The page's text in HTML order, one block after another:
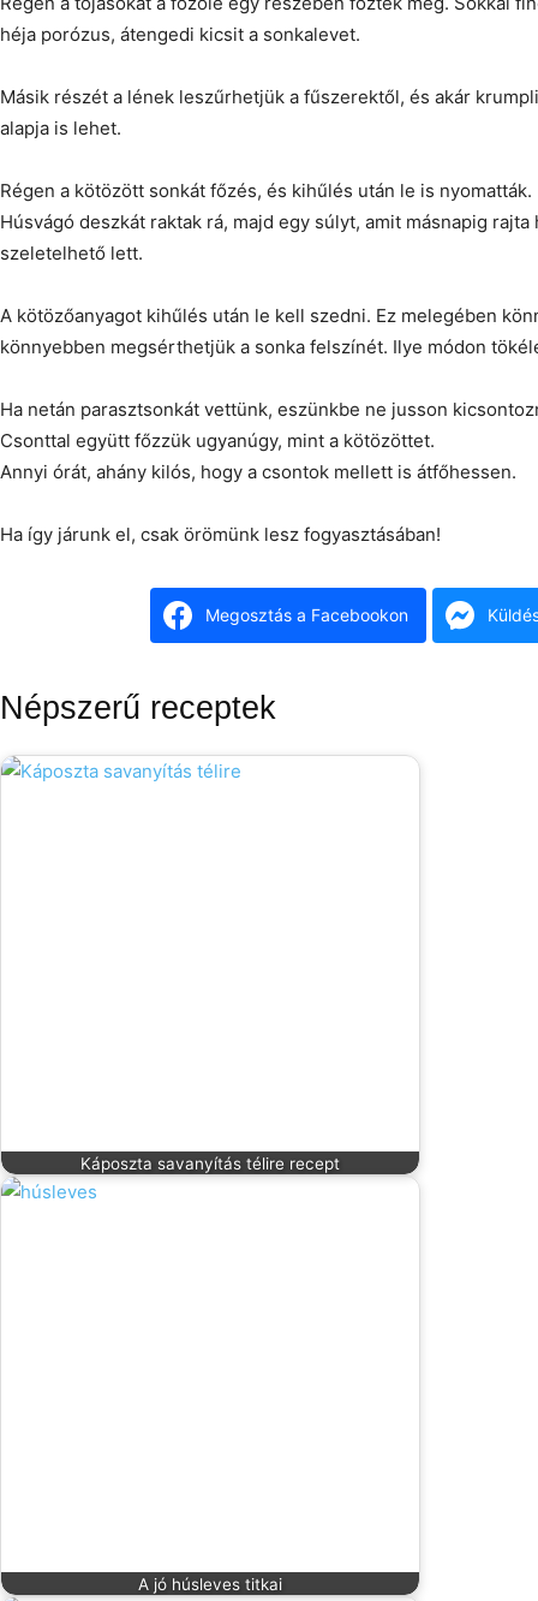
héja porózus, átengedi kicsit a sonkalevet.
Másik részét a lének leszűrhetjük a fűszerektől, és akár
alapja is lehet.
Régen a kötözött sonkát főzés, és kihűlés után le is nyomatták.
Húsvágó deszkát raktak rá, majd egy súlyt, amit másnapig
szeletelhető lett.
A kötözőanyagot kihűlés után le kell szedni. Ez melegében
könnyebben megsérthetjük a sonka felszínét. Ilye módon
Ha netán parasztsonkát vettünk, eszünkbe ne jusson
Csonttal együtt főzzük ugyanúgy, mint a kötözöttet.
Annyi órát, ahány kilós, hogy a csontok mellett is átfőhessen.
Ha így járunk el, csak örömünk lesz fogyasztásában!
Megosztás a Facebookon
Népszerű receptek
Káposzta savanyítás télire recept
A jó húsleves titkai